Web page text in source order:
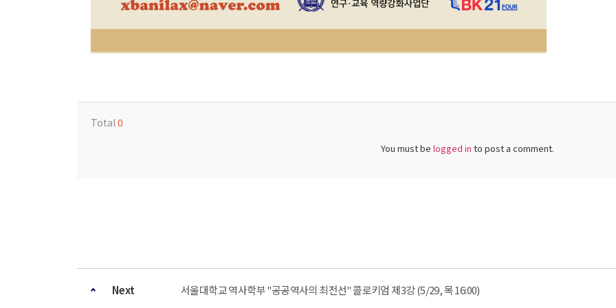
Total0
You must be logged in to post a comment.
Next 서울대학교 역사학부 "공공역사의 최전선" 콜로키엄 제3강 (5/29, 목 16:00)